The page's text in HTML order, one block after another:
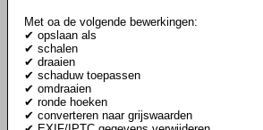
Met oa de volgende bewerkingen:
✔ opslaan als
✔ schalen
✔ draaien
✔ schaduw toepassen
✔ omdraaien
✔ ronde hoeken
✔ converteren naar grijswaarden